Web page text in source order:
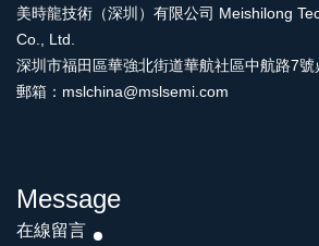
美時龍技術（深圳）有限公司 Meishilong
Co., Ltd.
深圳市福田區華強北街道華航社區中航路7
郵箱：mslchina@mslsemi.com
Message
在線留言